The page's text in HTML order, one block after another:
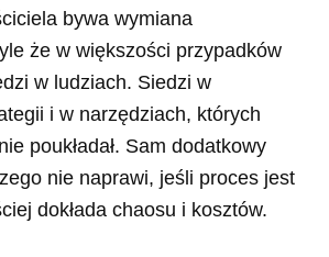
bywa wymiana
że w większości przypadków
w ludziach. Siedzi w
i w narzędziach, których
poukładał. Sam dodatkowy
nie naprawi, jeśli proces jest
dokłada chaosu i kosztów.